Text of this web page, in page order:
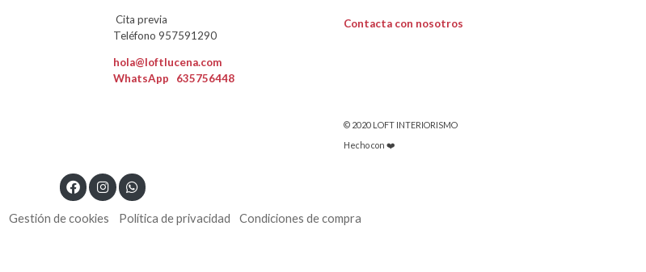
Cita previa
Teléfono 957591290
hola@loftlucena.com
WhatsApp 635756448
Contacta con nosotros
© 2020 LOFT INTERIORISMO
Hecho con ❤️
Gestión de cookies Política de privacidad Condiciones de compra